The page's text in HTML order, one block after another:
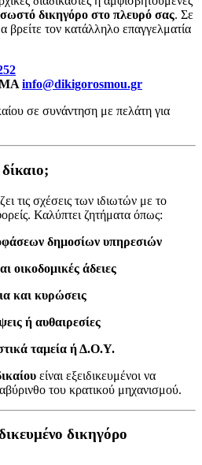
σωστό δικηγόρο στο πλευρό σας. Σε
βρείτε τον κατάλληλο επαγγελματία
info@dikigorosmou.gr
τις σχέσεις των ιδιωτών με το
Καλύπτει ζητήματα όπως:
δημοσίων υπηρεσιών
οικοδομικές άδειες
και κυρώσεις
ή αυθαιρεσίες
ταμεία ή Δ.Ο.Υ.
είναι εξειδικευμένοι να
του κρατικού μηχανισμού.
δικηγόρο